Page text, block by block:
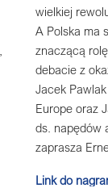
wielkiej
A Polska ma
znaczącą
debacie z
Jacek
Europe oraz
ds. napędów
zaprasza
Link do